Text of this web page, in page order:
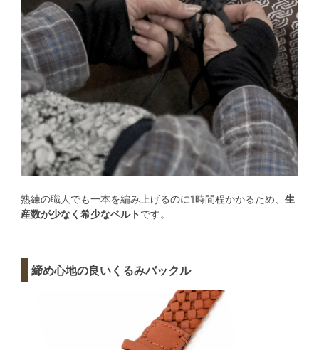
熟練の職人でも一本を編み上げるのに1時間程かかるため、生
産数が少なく希少なベルト です。
締め心地の良いくるみバックル